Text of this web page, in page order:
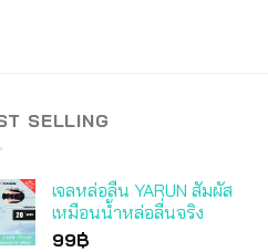
SELLING
เจลหล่อลื่น YARUN สัมผัส
เหมือนน้ำหล่อลื่นจริง
99฿